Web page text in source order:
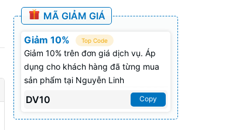
MÃ GIẢM GIÁ
Giảm 10% Top Code
Giảm 10% trên đơn giá dịch vụ. Áp
dụng cho khách hàng đã từng mua
sản phẩm tại Nguyễn Linh
DV10 Copy